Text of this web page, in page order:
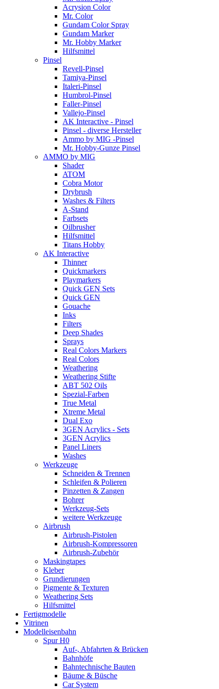
Acrysion Color
Mr. Color
Gundam Color Spray
Gundam Marker
Mr. Hobby Marker
Hilfsmittel
Pinsel
Revell-Pinsel
Tamiya-Pinsel
Italeri-Pinsel
Humbrol-Pinsel
Faller-Pinsel
Vallejo-Pinsel
AK Interactive - Pinsel
Pinsel - diverse Hersteller
Ammo by MIG -Pinsel
Mr. Hobby-Gunze Pinsel
AMMO by MIG
Shader
ATOM
Cobra Motor
Drybrush
Washes & Filters
A-Stand
Farbsets
Oilbrusher
Hilfsmittel
Titans Hobby
AK Interactive
Thinner
Quickmarkers
Playmarkers
Quick GEN Sets
Quick GEN
Gouache
Inks
Filters
Deep Shades
Sprays
Real Colors Markers
Real Colors
Weathering
Weathering Stifte
ABT 502 Oils
Spezial-Farben
True Metal
Xtreme Metal
Dual Exo
3GEN Acrylics - Sets
3GEN Acrylics
Panel Liners
Washes
Werkzeuge
Schneiden & Trennen
Schleifen & Polieren
Pinzetten & Zangen
Bohrer
Werkzeug-Sets
weitere Werkzeuge
Airbrush
Airbrush-Pistolen
Airbrush-Kompressoren
Airbrush-Zubehör
Maskingtapes
Kleber
Grundierungen
Pigmente & Texturen
Weathering Sets
Hilfsmittel
Fertigmodelle
Vitrinen
Modelleisenbahn
Spur H0
Auf-, Abfahrten & Brücken
Bahnhöfe
Bahntechnische Bauten
Bäume & Büsche
Car System